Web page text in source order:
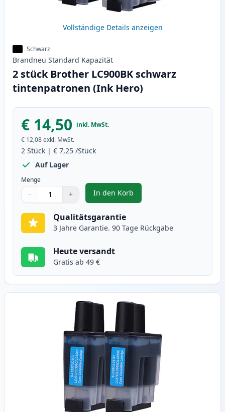
Vollständige Details anzeigen
Schwarz
Brandneu Standard Kapazität
2 stück Brother LC900BK schwarz
tintenpatronen (Ink Hero)
€ 14,50 inkl. MwSt.
€ 12,08exkl. MwSt.
2 Stück | € 7,25 /Stück
Auf Lager
Menge
Verwenden Sie die Tasten, um anzupassen
− +
1
In den Korb
, 2 stück Brother LC900BK
Qualitätsgarantie
3 Jahre Garantie. 90 Tage Rückgabe
Heute versandt
Gratis ab 49 €